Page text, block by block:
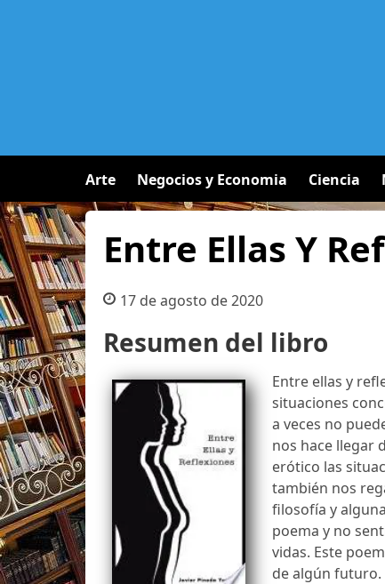
Arte Negocios y Economia Ciencia
Entre Ellas Y
17 de agosto de 2020
Resumen del libro
Entre ellas y
situaciones
a veces no
nos hace llegar
erótico las
también nos
filosofía y
poema y no
vidas. Este
de algún futuro.